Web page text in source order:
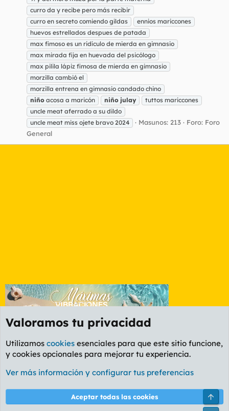
curro da y recibe pero más recibir
curro en secreto comiendo gildas
ennios mariccones
huevos estrellados despues de patada
max fimoso es un ridículo de mierda en gimnasio
max mirada fija en huevada del psicólogo
max pilila lápiz fimosa de mierda en gimnasio
morzilla cambió el
morzilla entrena en gimnasio candado chino
niño acosa a maricón niño julay
tuttos mariccones
uncle meat aferrado a su dildo
uncle meat miss ojete bravo 2024
Masunos: 213 Foro: Foro
General
Etiquetas
Cookies
PL OLDSTYLE AMARILLO
Términos y reglas Política de privacidad Ayuda
Valoramos tu privacidad
Utilizamos cookies esenciales para que este sitio funcione,
y cookies opcionales para mejorar tu experiencia.
Ver más información y configurar tus preferencias
Aceptar todas las cookies